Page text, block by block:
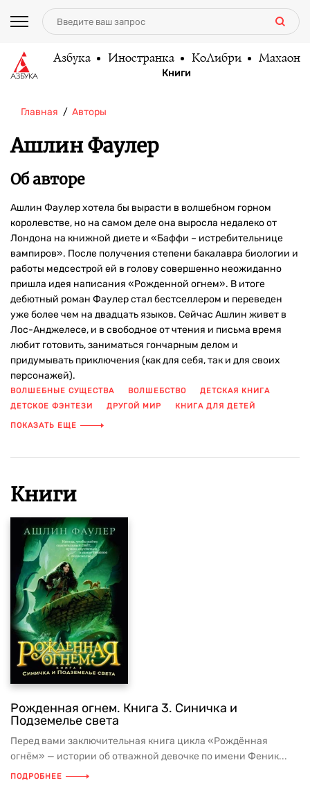
Азбука Иностранка КоЛибри Махаон
Книги
Главная Авторы
Ашлин Фаулер
Об авторе
Ашлин Фаулер хотела бы вырасти в волшебном горном
королевстве, но на самом деле она выросла недалеко от
Лондона на книжной диете и «Баффи – истребительнице
вампиров». После получения степени бакалавра биологии и
работы медсестрой ей в голову совершенно неожиданно
пришла идея написания «Рожденной огнем». В итоге
дебютный роман Фаулер стал бестселлером и переведен
уже более чем на двадцать языков. Сейчас Ашлин живет в
Лос-Анджелесе, и в свободное от чтения и письма время
любит готовить, заниматься гончарным делом и
придумывать приключения (как для себя, так и для своих
персонажей).
ВОЛШЕБНЫЕ СУЩЕСТВА ВОЛШЕБСТВО
ДЕТСКАЯ КНИГА
ДЕТСКОЕ ФЭНТЕЗИ
ДРУГОЙ МИР
КНИГА ДЛЯ ДЕТЕЙ
КНИГА С ИЛЛЮСТРАЦИЯМИ
ПОКАЗАТЬ ЕЩЕ
Книги
Рожденная огнем. Книга 3. Синичка и
Подземелье света
Перед вами заключительная книга цикла «Рождённая
огнём» — истории об отважной девочке по имени Феник...
ПОДРОБНЕЕ